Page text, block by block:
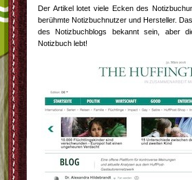
Der Artikel lotet viele Ecken des
berühmte Notizbuchnutzer und Hersteller.
des Notizbuchblogs bekannt sein, aber
Notizbuch lebt!